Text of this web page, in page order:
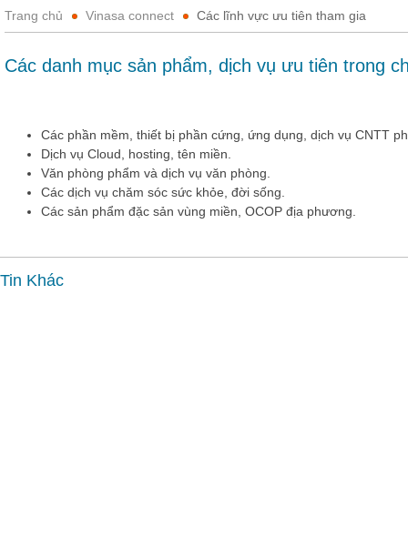
Trang chủ Vinasa connect Các lĩnh vực ưu tiên tham gia
Các danh mục sản phẩm, dịch vụ ưu tiên trong
Các phần mềm, thiết bị phần cứng, ứng dụng, dịch vụ CNTT
Dịch vụ Cloud, hosting, tên miền.
Văn phòng phẩm và dịch vụ văn phòng.
Các dịch vụ chăm sóc sức khỏe, đời sống.
Các sản phẩm đặc sản vùng miền, OCOP địa phương.
Tin Khác